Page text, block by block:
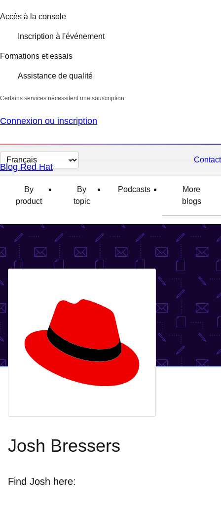
Accès à la console
Inscription à l'événement
Formations et essais
Assistance de qualité
Certains services nécessitent une souscription.
Connexion ou inscription
Changer
la
langue
Contact
Blog Red Hat
By
product
By
topic
Podcasts
More
blogs
Josh Bressers
Find Josh here: